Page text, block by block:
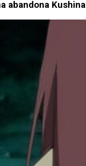
abandona Kushina